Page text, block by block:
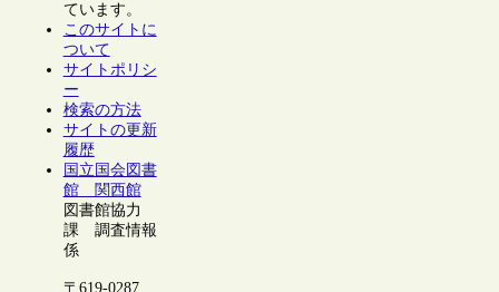
ています。
このサイトに
ついて
サイトポリシ
ー
検索の方法
サイトの更新
履歴
国立国会図書
館 関西館
図書館協力
課 調査情報
係
〒619-0287